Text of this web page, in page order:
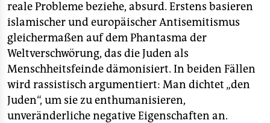
reale Probleme beziehe, absurd. Erstens basieren
islamischer und europäischer Antisemitismus
gleichermaßen auf dem Phantasma der
Weltverschwörung, das die Juden als
Menschheitsfeinde dämonisiert. In beiden Fällen
wird rassistisch argumentiert: Man dichtet „den
Juden“, um sie zu enthumanisieren,
unveränderliche negative Eigenschaften an.